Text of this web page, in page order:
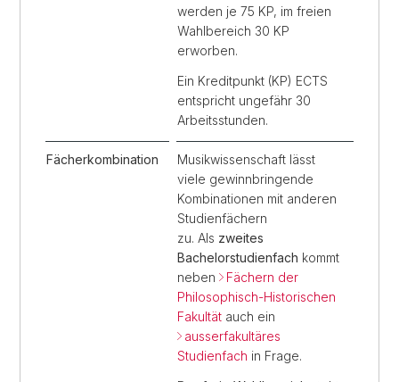
werden je 75 KP, im freien
Wahlbereich 30 KP
erworben.
Ein Kreditpunkt (KP) ECTS
entspricht ungefähr 30
Arbeitsstunden.
Fächerkombination
Musikwissenschaft lässt
viele gewinnbringende
Kombinationen mit anderen
Studienfächern
zu. Als zweites
Bachelorstudienfach kommt
neben
Fächern der
Philosophisch-Historischen
Fakultät auch ein
ausserfakultäres
Studienfach in Frage.